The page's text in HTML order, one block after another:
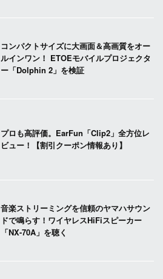
コンパクトサイズに大画面＆高画質をオー
ルインワン！ ETOEモバイルプロジェクタ
ー「Dolphin 2」を検証
プロも高評価。EarFun「Clip2」全方位レ
ビュー！【割引クーポン情報あり】
音楽ストリーミングを信頼のヤマハサウン
ドで鳴らす！ワイヤレスHiFiスピーカー
「NX-70A」を聴く